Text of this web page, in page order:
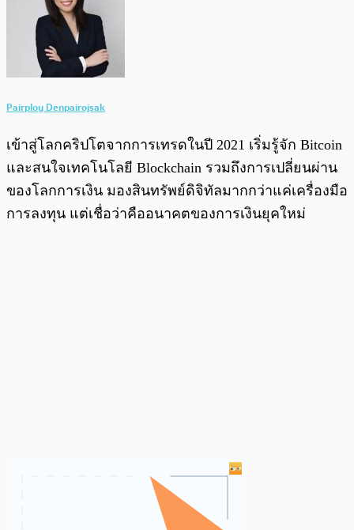
Pairploy Denpairojsak
เข้าสู่โลกคริปโตจากการเทรดในปี 2021 เริ่มรู้จัก Bitcoin
และสนใจเทคโนโลยี Blockchain รวมถึงการเปลี่ยนผ่าน
ของโลกการเงิน มองสินทรัพย์ดิจิทัลมากกว่าแค่เครื่องมือ
การลงทุน แต่เชื่อว่าคืออนาคตของการเงินยุคใหม่